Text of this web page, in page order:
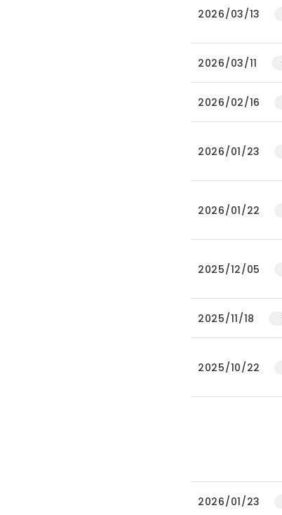
2026/03/13
2026/03/11
2026/02/16
2026/01/23
2026/01/22
2025/12/05
2025/11/18
2025/10/22
2026/01/23